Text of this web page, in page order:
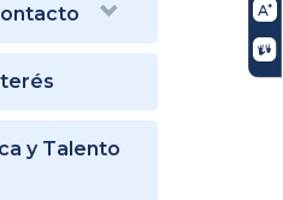
y Talento